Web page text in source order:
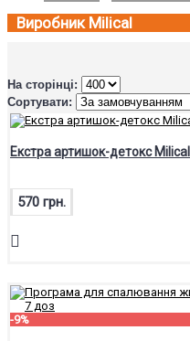
Виробник Milical
На сторінці:
Сортувати:
Екстра артишок-детокс
570 грн.
-9%